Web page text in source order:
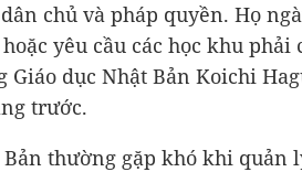
chủ và pháp quyền. Họ
yêu cầu các học khu phải
Giáo dục Nhật Bản Koichi
trước.
thường gặp khó khi quản